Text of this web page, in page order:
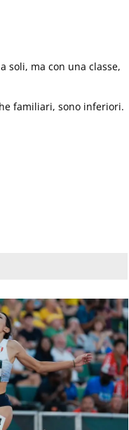
soli, ma con una classe,
familiari, sono inferiori.